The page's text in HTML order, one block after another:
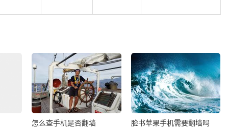
怎么查手机是否翻墙 脸书苹果手机需要翻墙吗